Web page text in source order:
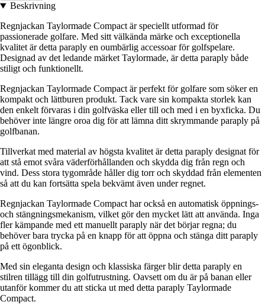
Beskrivning
Regnjackan Taylormade Compact är speciellt utformad för
passionerade golfare. Med sitt välkända märke och exceptionella
kvalitet är detta paraply en oumbärlig accessoar för golfspelare.
Designad av det ledande märket Taylormade, är detta paraply både
stiligt och funktionellt.
Regnjackan Taylormade Compact är perfekt för golfare som söker en
kompakt och lättburen produkt. Tack vare sin kompakta storlek kan
den enkelt förvaras i din golfväska eller till och med i en byxficka. Du
behöver inte längre oroa dig för att lämna ditt skrymmande paraply på
golfbanan.
Tillverkat med material av högsta kvalitet är detta paraply designat för
att stå emot svåra väderförhållanden och skydda dig från regn och
vind. Dess stora tygområde håller dig torr och skyddad från elementen
så att du kan fortsätta spela bekvämt även under regnet.
Regnjackan Taylormade Compact har också en automatisk öppnings-
och stängningsmekanism, vilket gör den mycket lätt att använda. Inga
fler kämpande med ett manuellt paraply när det börjar regna; du
behöver bara trycka på en knapp för att öppna och stänga ditt paraply
på ett ögonblick.
Med sin eleganta design och klassiska färger blir detta paraply en
stilren tillägg till din golfutrustning. Oavsett om du är på banan eller
utanför kommer du att sticka ut med detta paraply Taylormade
Compact.